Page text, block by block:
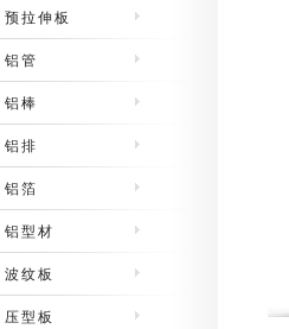
预拉伸板
铝管
铝棒
铝排
铝箔
铝型材
波纹板
压型板